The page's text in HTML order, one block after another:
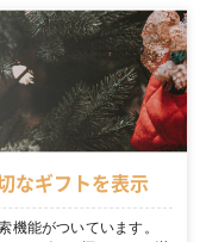
なギフトを表示
機能がついています。